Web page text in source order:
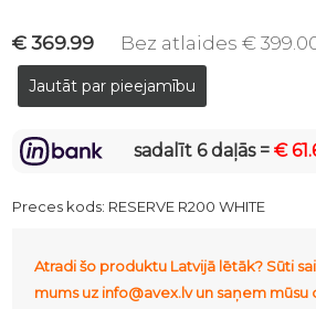
€ 369.99 Bez atlaides €
sadalīt 6 daļās =€
Preces kods: RESERVE R200 WHITE
Atradi šo produktu Latvijā lētāk? Sūti
mums uz info@avex.lv un saņem